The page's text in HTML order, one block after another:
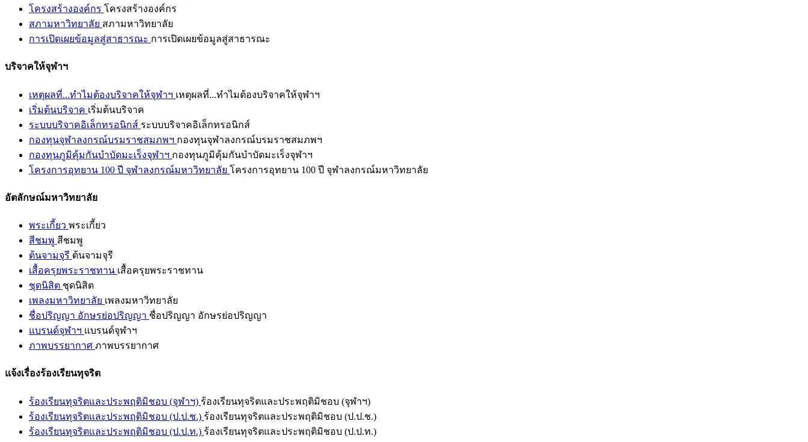
โครงสร้างองค์กร โครงสร้างองค์กร
สภามหาวิทยาลัย สภามหาวิทยาลัย
การเปิดเผยข้อมูลสู่สาธารณะ การเปิดเผยข้อมูลสู่สาธารณะ
บริจาคให้จุฬาฯ
เหตุผลที่...ทำไมต้องบริจาคให้จุฬาฯ เหตุผลที่...ทำไมต้องบริจาคให้จุฬาฯ
เริ่มต้นบริจาค เริ่มต้นบริจาค
ระบบบริจาคอิเล็กทรอนิกส์ ระบบบริจาคอิเล็กทรอนิกส์
กองทุนจุฬาลงกรณ์บรมราชสมภพฯ กองทุนจุฬาลงกรณ์บรมราชสมภพฯ
กองทุนภูมิคุ้มกันบำบัดมะเร็งจุฬาฯ กองทุนภูมิคุ้มกันบำบัดมะเร็งจุฬาฯ
โครงการอุทยาน 100 ปี จุฬาลงกรณ์มหาวิทยาลัย โครงการอุทยาน 100 ปี จุฬาลงกรณ์มหาวิทยาลัย
อัตลักษณ์มหาวิทยาลัย
พระเกี้ยว พระเกี้ยว
สีชมพู สีชมพู
ต้นจามจุรี ต้นจามจุรี
เสื้อครุยพระราชทาน เสื้อครุยพระราชทาน
ชุดนิสิต ชุดนิสิต
เพลงมหาวิทยาลัย เพลงมหาวิทยาลัย
ชื่อปริญญา อักษรย่อปริญญา ชื่อปริญญา อักษรย่อปริญญา
แบรนด์จุฬาฯ แบรนด์จุฬาฯ
ภาพบรรยากาศ ภาพบรรยากาศ
แจ้งเรื่องร้องเรียนทุจริต
ร้องเรียนทุจริตและประพฤติมิชอบ (จุฬาฯ) ร้องเรียนทุจริตและประพฤติมิชอบ (จุฬาฯ)
ร้องเรียนทุจริตและประพฤติมิชอบ (ป.ป.ช.) ร้องเรียนทุจริตและประพฤติมิชอบ (ป.ป.ช.)
ร้องเรียนทุจริตและประพฤติมิชอบ (ป.ป.ท.) ร้องเรียนทุจริตและประพฤติมิชอบ (ป.ป.ท.)